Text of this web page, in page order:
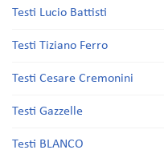
Testi Lucio Battisti
Testi Tiziano Ferro
Testi Cesare Cremonini
Testi Gazzelle
Testi BLANCO